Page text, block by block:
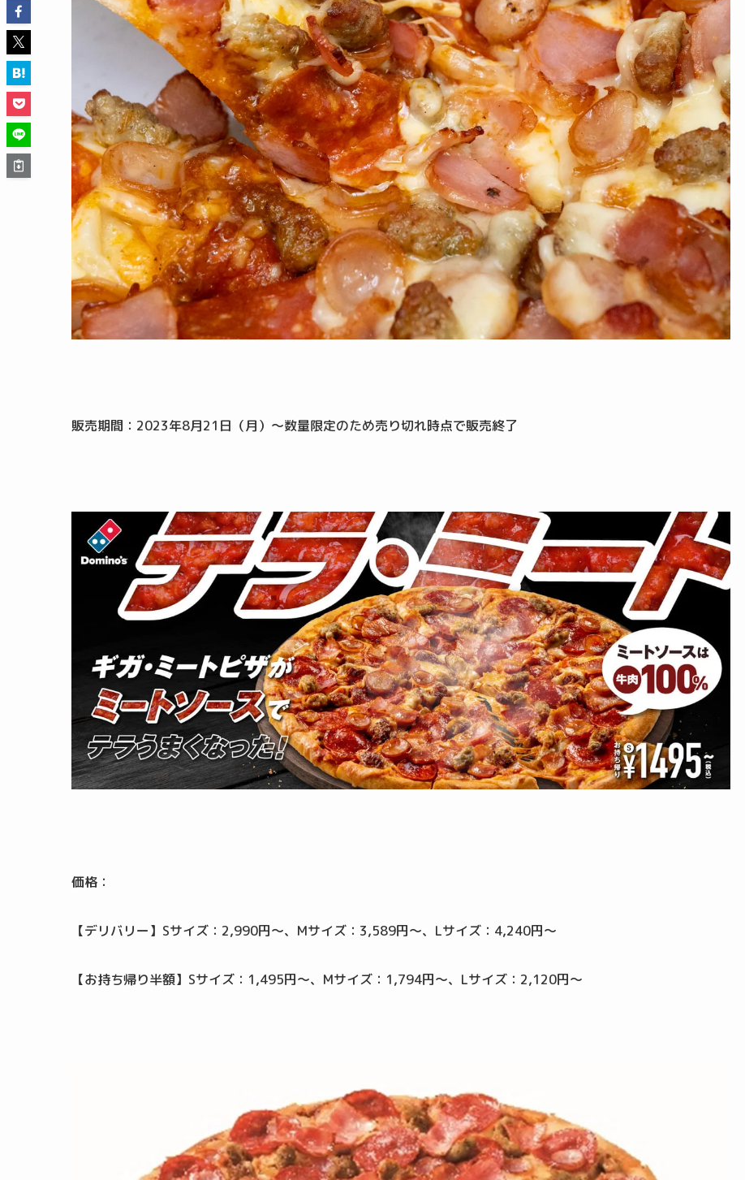
販売期間：2023年8月21日（月）～数量限定のため売り切れ時点で販売終了
価格：
【デリバリー】Sサイズ：2,990円～、Mサイズ：3,589円～、Lサイズ：4,240円～
【お持ち帰り半額】Sサイズ：1,495円～、Mサイズ：1,794円～、Lサイズ：2,120円～